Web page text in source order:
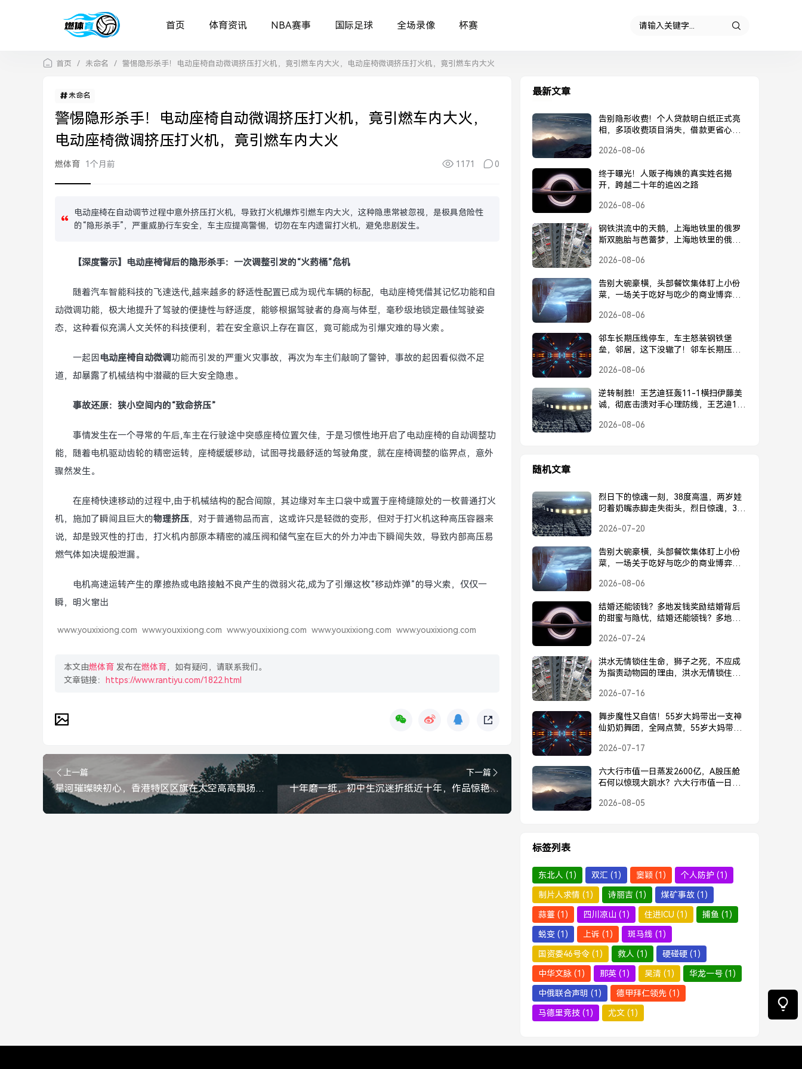
首页 体育资讯 NBA赛事 国际足球 全场录像 杯赛
首页 / 未命名 / 警惕隐形杀手！电动座椅自动微调挤压打火机，竟引燃车内大火，电动座椅微调挤压打火机，竟引燃车内大火
未命名
警惕隐形杀手！电动座椅自动微调挤压打火机，竟引燃车内大火，
电动座椅微调挤压打火机，竟引燃车内大火
燃体育 1个月前 1171 0
电动座椅在自动调节过程中意外挤压打火机，导致打火机爆炸引燃车内大火，这种隐患常被忽视，是极具危险性
的“隐形杀手”，严重威胁行车安全，车主应提高警惕，切勿在车内遗留打火机，避免悲剧发生。
【深度警示】电动座椅背后的隐形杀手：一次调整引发的“火药桶”危机
随着汽车智能科技的飞速迭代,越来越多的舒适性配置已成为现代车辆的标配，电动座椅凭借其记忆功能和自
动微调功能，极大地提升了驾驶的便捷性与舒适度，能够根据驾驶者的身高与体型，毫秒级地锁定最佳驾驶姿
态，这种看似充满人文关怀的科技便利，若在安全意识上存在盲区，竟可能成为引爆灾难的导火索。
一起因 电动座椅自动微调功能而引发的严重火灾事故，再次为车主们敲响了警钟，事故的起因看似微不足
道，却暴露了机械结构中潜藏的巨大安全隐患。
事故还原：狭小空间内的“致命挤压”
事情发生在一个寻常的午后,车主在行驶途中突感座椅位置欠佳，于是习惯性地开启了电动座椅的自动调整功
能，随着电机驱动齿轮的精密运转，座椅缓缓移动，试图寻找最舒适的驾驶角度，就在座椅调整的临界点，意外
骤然发生。
在座椅快速移动的过程中,由于机械结构的配合间隙，其边缘对车主口袋中或置于座椅缝隙处的一枚普通打火
机，施加了瞬间且巨大的物理挤压，对于普通物品而言，这或许只是轻微的变形，但对于打火机这种高压容器来
说，却是毁灭性的打击，打火机内部原本精密的减压阀和储气室在巨大的外力冲击下瞬间失效，导致内部高压易
燃气体如决堤般泄漏。
电机高速运转产生的摩擦热或电路接触不良产生的微弱火花,成为了引爆这枚“移动炸弹”的导火索，仅仅一
瞬，明火窜出
www.youxixiong.com www.youxixiong.com www.youxixiong.com www.youxixiong.com www.youxixiong.com
本文由燃体育 发布在燃体育，如有疑问，请联系我们。
文章链接：
https://www.rantiyu.com/1822.html
上一篇
星河璀璨映初心，香港特区区旗在太空高高飘扬，香港特区区旗在太空高高飘扬
下一篇
十年磨一纸，初中生沉迷折纸近十年，作品惊艳全网，初中生沉迷折纸十年，作品惊艳全网
最新文章
告别隐形收费！个人贷款明白纸正式亮
相，多项收费项目消失，借款更省心，
费
2026-08-06
终于曝光！人贩子梅姨的真实姓名揭
开，跨越二十年的追凶之路
2026-08-06
钢铁洪流中的天鹅，上海地铁里的俄罗
斯双胞胎与芭蕾梦，上海地铁里的俄罗
2026-08-06
告别大碗豪横，头部餐饮集体盯上小份
菜，一场关于吃好与吃少的商业博弈，
横的商业博弈
2026-08-06
邻车长期压线停车，车主怒装钢铁堡
垒，邻居，这下没辙了！邻车长期压
没辙了！
2026-08-06
逆转制胜！王艺迪狂轰11-1横扫伊藤美
诚，彻底击溃对手心理防线，王艺迪11-
2026-08-06
随机文章
烈日下的惊魂一刻，38度高温，两岁娃
叼着奶嘴赤脚走失街头，烈日惊魂，38
头
2026-07-20
告别大碗豪横，头部餐饮集体盯上小份
菜，一场关于吃好与吃少的商业博弈，
横的商业博弈
2026-08-06
结婚还能领钱？多地发钱奖励结婚背后
的甜蜜与隐忧，结婚还能领钱？多地发
2026-07-24
洪水无情锁住生命，狮子之死，不应成
为指责动物园的理由，洪水无情锁住生
由
2026-07-16
舞步魔性又自信！55岁大妈带出一支神
仙奶奶舞团，全网点赞，55岁大妈带出
全网
2026-07-17
六大行市值一日蒸发2600亿，A股压舱
石何以惊现大跳水？六大行市值一日蒸
2026-08-05
标签列表
东北人 (1) 双汇 (1) 窦颖 (1) 个人防护 (1)
制片人求情 (1) 诗丽吉 (1) 煤矿事故 (1)
蒜薹 (1) 四川凉山 (1) 住进ICU (1) 捕鱼 (1)
蜕变 (1) 上诉 (1) 斑马线 (1)
国资委46号令 (1) 救人 (1) 硬碰硬 (1)
中华文脉 (1) 那英 (1) 吴清 (1) 华龙一号 (1)
中俄联合声明 (1) 德甲拜仁领先 (1)
马德里竞技 (1) 尤文 (1)